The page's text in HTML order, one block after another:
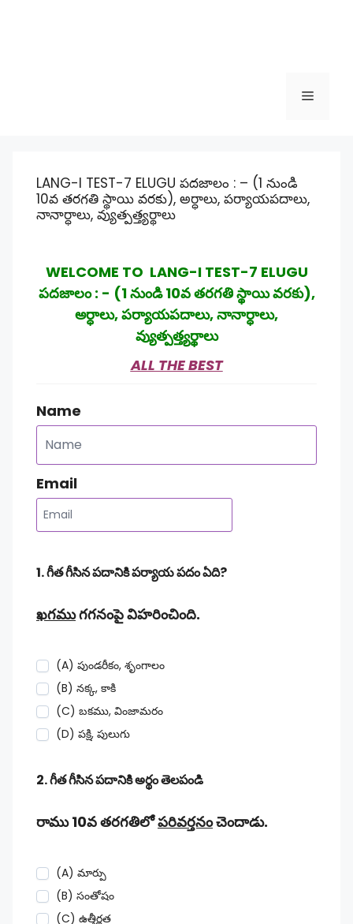
Menu
LANG-I TEST-7 ELUGU పదజాలం : – (1 నుండి
10వ తరగతి స్థాయి వరకు), అర్ధాలు, పర్యాయపదాలు,
నానార్ధాలు, వ్యుత్పత్త్యర్థాలు
WELCOME TO LANG-I TEST-7 ELUGU
పదజాలం : - (1 నుండి 10వ తరగతి స్థాయి వరకు),
అర్ధాలు, పర్యాయపదాలు, నానార్ధాలు,
వ్యుత్పత్త్యర్థాలు
ALL THE BEST
Name
Email
1. గీత గీసిన పదానికి పర్యాయ పదం ఏది?
ఖగముగగనంపై విహరించింది.
(A) పుండరీకం, శృంగాలం
(B) నక్క, కాకి
(C) బకము, వింజామరం
(D) పక్షి, పులుగు
2. గీత గీసిన పదానికి అర్థం తెలపండి
రాము 10వ తరగతిలోపరివర్తనంచెందాడు.
(A) మార్పు
(B) సంతోషం
(C) ఉత్తీర్ణత